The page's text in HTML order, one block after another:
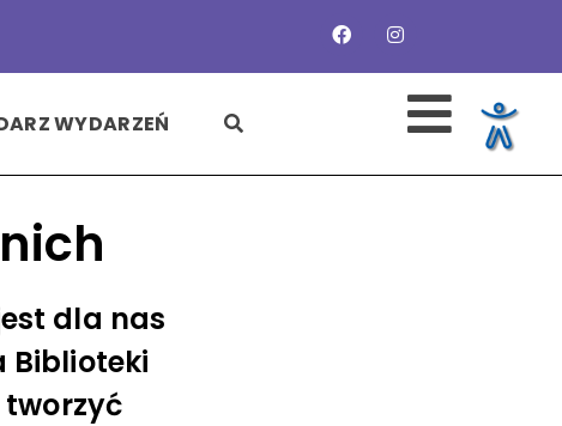
WYDARZEŃ
dla nas
Biblioteki
tworzyć